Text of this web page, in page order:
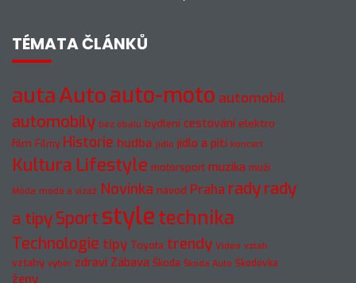
TÉMATA ČLÁNKŮ
autaAutoauto-moto automobil
automobily bez obalu bydlení cestování elektro
film Filmy Historie hudba jídlo jídlo a pití koncert
Kultura Lifestyle motorsport muzika muži
Móda móda a vizáž Novinka návod Praha radyrady
a tipySport styletechnika
Technologie tipy Toyota trendy Video vztah
vztahy výběr zdraví Zábava Škoda Škoda Auto Škodovka
ženy